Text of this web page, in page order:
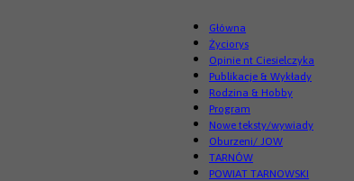
Główna
Życiorys
Opinie nt Ciesielczyka
Publikacje & Wykłady
Rodzina & Hobby
Program
Nowe teksty/wywiady
Oburzeni/ JOW
TARNÓW
POWIAT TARNOWSKI